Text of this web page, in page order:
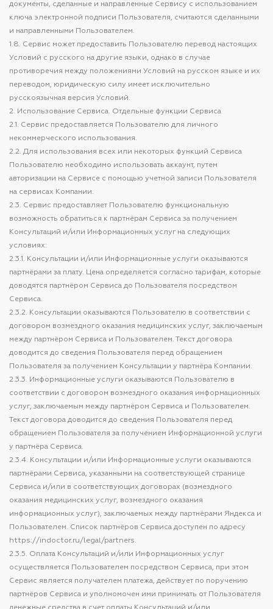
документы, сделанные и направленные Сервису с использованием
ключа электронной подписи Пользователя, считаются сделанными
и направленными Пользователем.
1.8. Сервис может предоставить Пользователю перевод настоящих
Условий с русского на другие языки, однако в случае
противоречия между положениями Условий на русском языке и их
переводом, юридическую силу имеет исключительно
русскоязычная версия Условий.
2. Использование Сервиса. Отдельные функции Сервиса
2.1. Сервис предоставляется Пользователю для личного
некоммерческого использования.
2.2. Для использования всех или некоторых функций Сервиса
Пользователю необходимо использовать аккаунт, путем
авторизации на Сервисе с помощью учетной записи Пользователя
на сервисах Компании.
2.3. Сервис предоставляет Пользователю функциональную
возможность обратиться к партнёрам Сервиса за получением
Консультаций и/или Информационных услуг на следующих
условиях:
2.3.1. Консультации и/или Информационные услуги оказываются
партнёрами за плату. Цена определяется согласно тарифам, которые
доводятся партнёром Сервиса до Пользователя посредством
Сервиса.
2.3.2. Консультации оказываются Пользователю в соответствии с
договором возмездного оказания медицинских услуг, заключаемым
между партнёром Сервиса и Пользователем. Текст договора
доводится до сведения Пользователя перед обращением
Пользователя за получением Консультации у партнёра Компании.
2.3.3. Информационные услуги оказываются Пользователю в
соответствии с договором возмездного оказания информационных
услуг, заключаемым между партнёром Сервиса и Пользователем.
Текст договора доводится до сведения Пользователя перед
обращением Пользователя за получением Информационной услуги
у партнёра Сервиса.
2.3.4. Консультации и/или Информационные услуги оказываются
партнёрами Сервиса, указанными на соответствующей странице
Сервиса и/или в соответствующих договорах (возмездного
оказания медицинских услуг, возмездного оказания
информационных услуг), заключаемых между партнёрами Яндекса и
Пользователем. Список партнёров Сервиса доступен по адресу
https://indoctor.ru/legal/partners.
2.3.5. Оплата Консультаций и/или Информационных услуг
осуществляется Пользователем посредством Сервиса, при этом
Сервис является получателем платежа, действует по поручению
партнёров Сервиса и уполномочен ими принимать от Пользователя